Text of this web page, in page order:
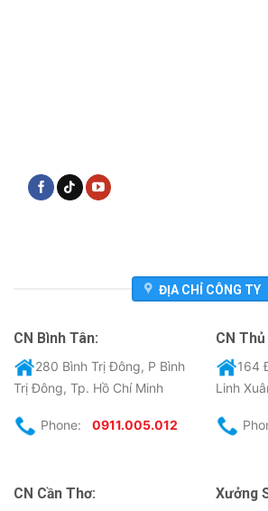
ĐỊA CHỈ CÔNG TY
CN Bình Tân:
280 Bình Trị Đông, P Bình
Trị Đông, Tp. Hồ Chí Minh
Phone: 0911.005.012
CN
164
Linh
CN Cần Thơ: Xưởng